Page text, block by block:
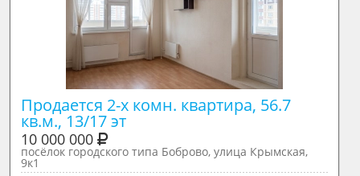
Продается 2-х комн. квартира, 56.7
кв.м., 13/17 эт
10 000 000
посёлок городского типа Боброво, улица Крымская,
9к1